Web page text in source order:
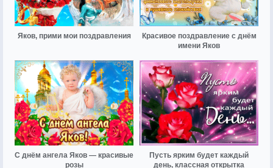
Яков, прими мои поздравления
Красивое поздравление с днём
имени Яков
С днём ангела Яков — красивые
розы
Пусть ярким будет каждый
день, классная открытка